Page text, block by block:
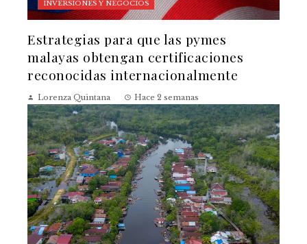
INVERSIONES Y NEGOCIOS
Estrategias para que las pymes
malayas obtengan certificaciones
reconocidas internacionalmente
Lorenza Quintana Hace 2 semanas